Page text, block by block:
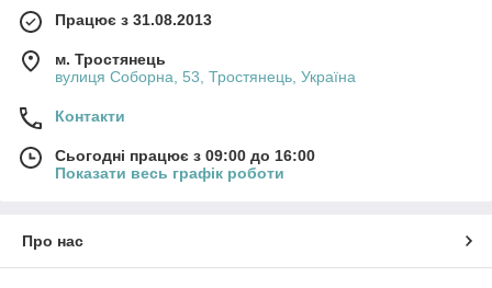
Працює з 31.08.2013
м. Тростянець
вулиця Соборна, 53, Тростянець, Україна
Контакти
Сьогодні працює з 09:00 до 16:00
Показати весь графік роботи
Про нас